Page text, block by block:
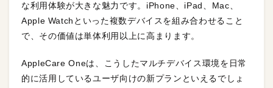
な利用体験が大きな魅力です。iPhone、iPad、Mac、
Apple Watchといった複数デバイスを組み合わせること
で、その価値は単体利用以上に高まります。
AppleCare Oneは、こうしたマルチデバイス環境を日常
的に活用しているユーザ向けの新プランといえるでしょ